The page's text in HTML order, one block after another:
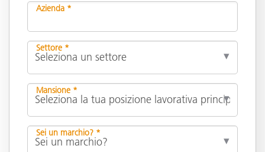
Azienda *
Settore *
Mansione *
Sei un marchio? *